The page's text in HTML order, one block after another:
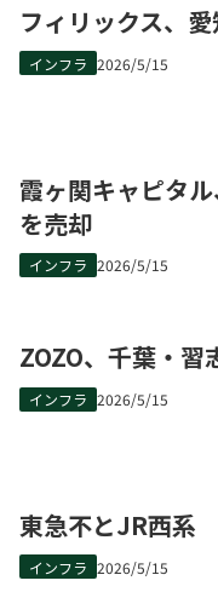
フィリックス、
インフラ 2026/5/15
霞ヶ関キャピタ
を売却
インフラ 2026/5/15
ZOZO、千葉・習
インフラ 2026/5/15
東急不とJR西系
インフラ 2026/5/15